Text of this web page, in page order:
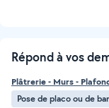
Répond à vos
Plâtrerie - Murs -
Pose de placo ou de